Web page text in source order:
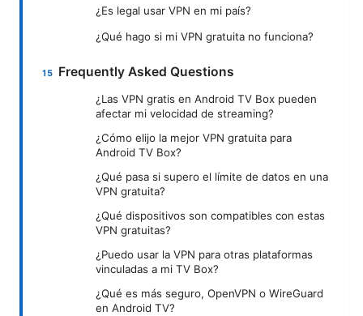
¿Es legal usar VPN en mi país?
¿Qué hago si mi VPN gratuita no funciona?
Frequently Asked Questions
¿Las VPN gratis en Android TV Box pueden
afectar mi velocidad de streaming?
¿Cómo elijo la mejor VPN gratuita para
Android TV Box?
¿Qué pasa si supero el límite de datos en una
VPN gratuita?
¿Qué dispositivos son compatibles con estas
VPN gratuitas?
¿Puedo usar la VPN para otras plataformas
vinculadas a mi TV Box?
¿Qué es más seguro, OpenVPN o WireGuard
en Android TV?